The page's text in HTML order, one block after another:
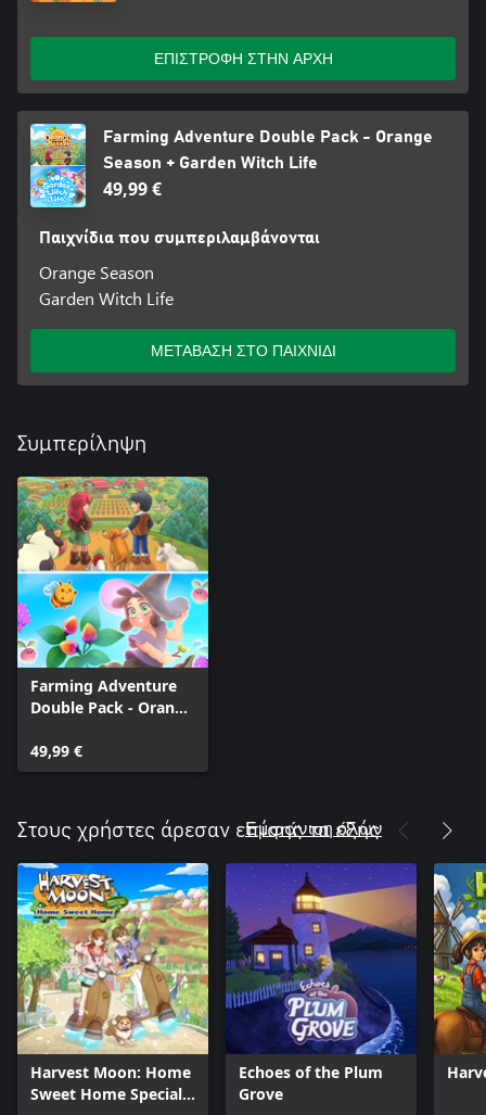
ΕΠΙΣΤΡΟΦΗ ΣΤΗΝ ΑΡΧΗ
Farming Adventure Double Pack - Orange
Season + Garden Witch Life
49,99 €
Παιχνίδια που συμπεριλαμβάνονται
Orange Season
Garden Witch Life
ΜΕΤΑΒΑΣΗ ΣΤΟ ΠΑΙΧΝΙΔΙ
Συμπερίληψη
Farming Adventure
Double Pack - Orange
Witch Life
49,99 €
Στους χρήστες άρεσαν επίσης τα εξής
Εμφάνιση όλων
Harvest Moon: Home
Sweet Home Special
Echoes of the Plum
Grove